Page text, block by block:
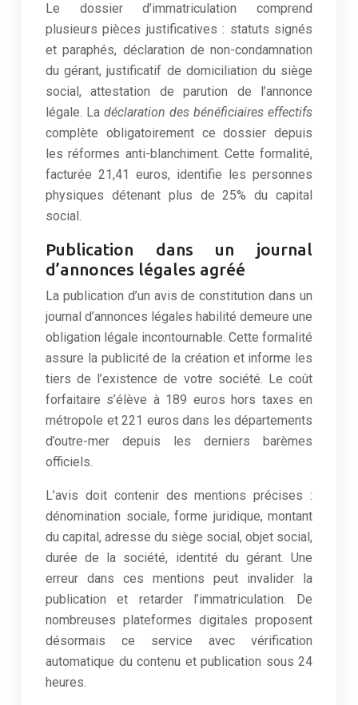
Le dossier d’immatriculation comprend
plusieurs pièces justificatives : statuts signés
et paraphés, déclaration de non-condamnation
du gérant, justificatif de domiciliation du siège
social, attestation de parution de l’annonce
légale. La déclaration des bénéficiaires effectifs
complète obligatoirement ce dossier depuis
les réformes anti-blanchiment. Cette formalité,
facturée 21,41 euros, identifie les personnes
physiques détenant plus de 25% du capital
social.
Publication dans un journal
d’annonces légales agréé
La publication d’un avis de constitution dans un
journal d’annonces légales habilité demeure une
obligation légale incontournable. Cette formalité
assure la publicité de la création et informe les
tiers de l’existence de votre société. Le coût
forfaitaire s’élève à 189 euros hors taxes en
métropole et 221 euros dans les départements
d’outre-mer depuis les derniers barèmes
officiels.
L’avis doit contenir des mentions précises :
dénomination sociale, forme juridique, montant
du capital, adresse du siège social, objet social,
durée de la société, identité du gérant. Une
erreur dans ces mentions peut invalider la
publication et retarder l’immatriculation. De
nombreuses plateformes digitales proposent
désormais ce service avec vérification
automatique du contenu et publication sous 24
heures.